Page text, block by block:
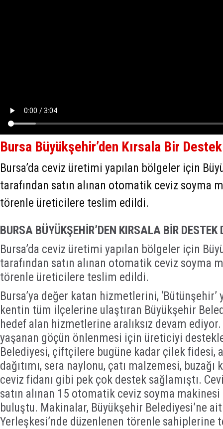
Bursa Büyükşehir’den Kırsala Bir
Bursa’da ceviz üretimi yapılan bölgeler için
tarafından satın alınan otomatik ceviz soyma
törenle üreticilere teslim edildi.
BURSA BÜYÜKŞEHİR’DEN KIRSALA BİR DESTEK
Bursa’da ceviz üretimi yapılan bölgeler için
tarafından satın alınan otomatik ceviz soyma
törenle üreticilere teslim edildi.
Bursa’ya değer katan hizmetlerini, ‘Bütünşehir’
kentin tüm ilçelerine ulaştıran Büyükşehir
hedef alan hizmetlerine aralıksız devam
yaşanan göçün önlenmesi için üreticiyi
Belediyesi, çiftçilere bugüne kadar çilek fidesi,
dağıtımı, sera naylonu, çatı malzemesi, buzağı
ceviz fidanı gibi pek çok destek sağlamıştı.
satın alınan 15 otomatik ceviz soyma
buluştu. Makinalar, Büyükşehir Belediyesi’ne
Yerleşkesi’nde düzenlenen törenle sahiplerine